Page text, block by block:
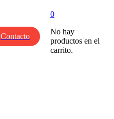
Contacto
0
No hay
productos en el
carrito.